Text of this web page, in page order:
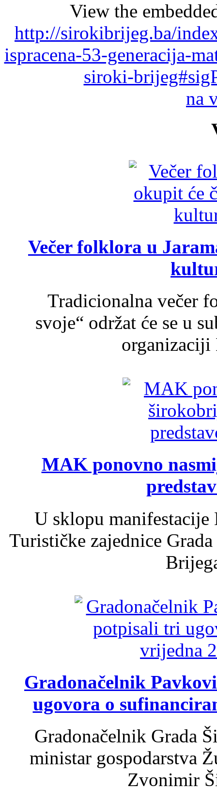
View the
http://sirokibrijeg.ba/
ispracena-53-generacija-
siroki-
na
Večer folklora u
Tradicionalna večer
svoje“ održat će se u
organizaciji
MAK ponovno
U sklopu
Turističke zajednice
Gradonačelnik
ugovora o
Gradonačelnik Grada
ministar gospodarstva
Zvonimir